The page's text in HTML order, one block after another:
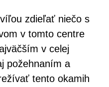
zdieľať niečo s
v tomto centre
v celej
požehnaním a
tento okamih